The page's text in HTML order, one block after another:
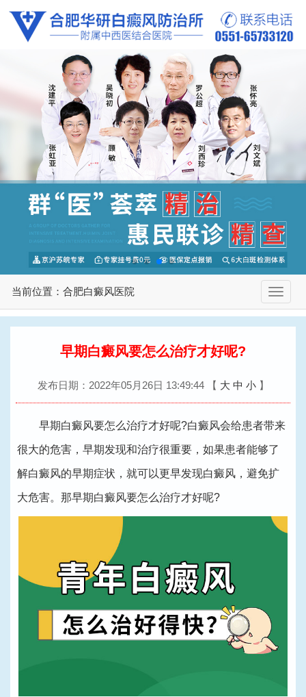
当前位置：合肥白癜风医院
切
换
早期白癜风要怎么治疗才好呢?
发布日期：2022年05月26日 13:49:44 【 大 中 小】
早期白癜风要怎么治疗才好呢?白癜风会给患者带来
很大的危害，早期发现和治疗很重要，如果患者能够了
解白癜风的早期症状，就可以更早发现白癜风，避免扩
大危害。那早期白癜风要怎么治疗才好呢?